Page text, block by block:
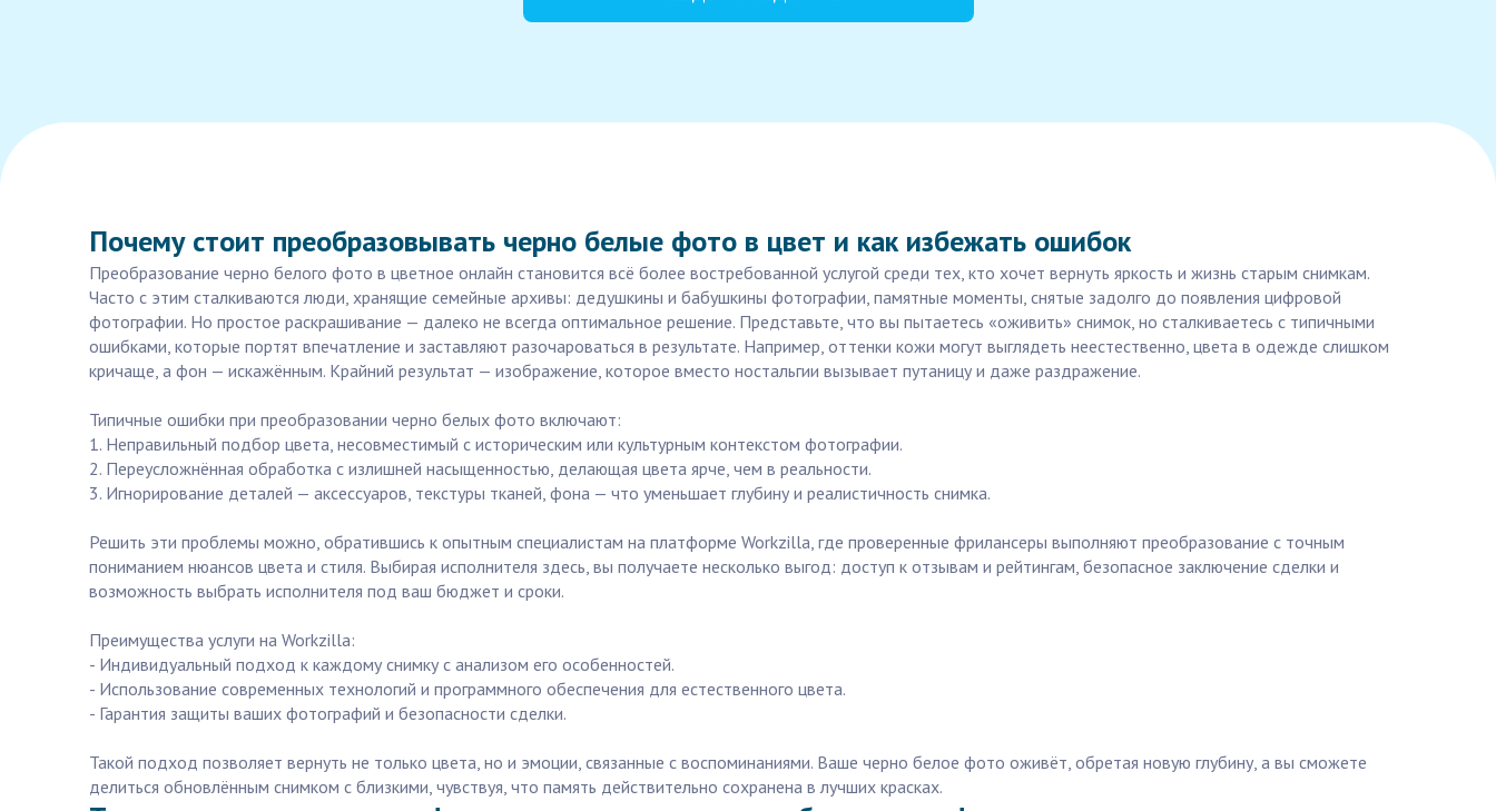
Почему стоит преобразовывать черно белые фото в цвет и как избежать ошибок
Преобразование черно белого фото в цветное онлайн становится всё более востребованной услугой среди тех, кто хочет вернуть яркость и жизнь старым снимкам.
Часто с этим сталкиваются люди, хранящие семейные архивы: дедушкины и бабушкины фотографии, памятные моменты, снятые задолго до появления цифровой
фотографии. Но простое раскрашивание — далеко не всегда оптимальное решение. Представьте, что вы пытаетесь «оживить» снимок, но сталкиваетесь с типичными
ошибками, которые портят впечатление и заставляют разочароваться в результате. Например, оттенки кожи могут выглядеть неестественно, цвета в одежде слишком
кричаще, а фон — искажённым. Крайний результат — изображение, которое вместо ностальгии вызывает путаницу и даже раздражение.
Типичные ошибки при преобразовании черно белых фото включают:
1. Неправильный подбор цвета, несовместимый с историческим или культурным контекстом фотографии.
2. Переусложнённая обработка с излишней насыщенностью, делающая цвета ярче, чем в реальности.
3. Игнорирование деталей — аксессуаров, текстуры тканей, фона — что уменьшает глубину и реалистичность снимка.
Решить эти проблемы можно, обратившись к опытным специалистам на платформе Workzilla, где проверенные фрилансеры выполняют преобразование с точным
пониманием нюансов цвета и стиля. Выбирая исполнителя здесь, вы получаете несколько выгод: доступ к отзывам и рейтингам, безопасное заключение сделки и
возможность выбрать исполнителя под ваш бюджет и сроки.
Преимущества услуги на Workzilla:
- Индивидуальный подход к каждому снимку с анализом его особенностей.
- Использование современных технологий и программного обеспечения для естественного цвета.
- Гарантия защиты ваших фотографий и безопасности сделки.
Такой подход позволяет вернуть не только цвета, но и эмоции, связанные с воспоминаниями. Ваше черно белое фото оживёт, обретая новую глубину, а вы сможете
делиться обновлённым снимком с близкими, чувствуя, что память действительно сохранена в лучших красках.